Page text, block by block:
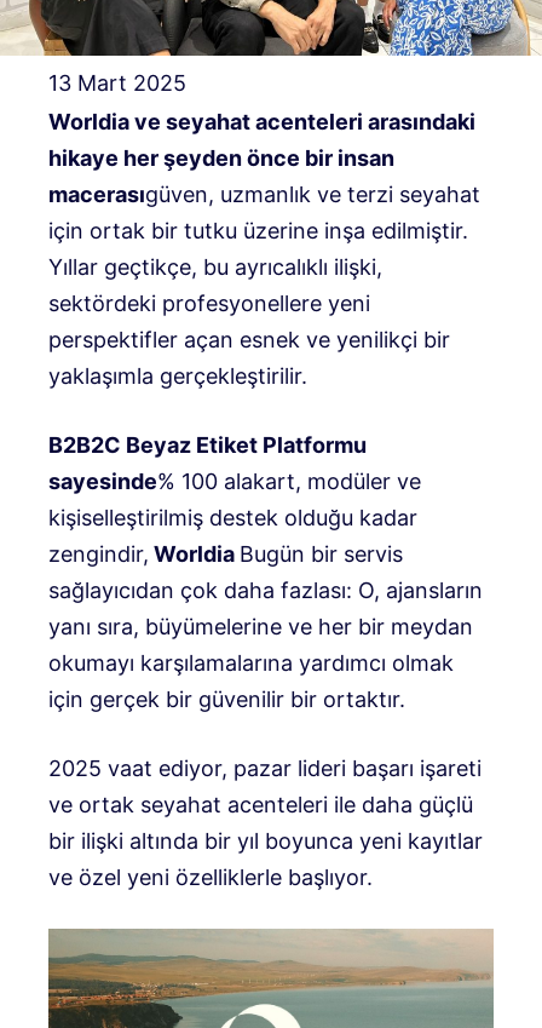
13 Mart 2025
Worldia ve seyahat acenteleri arasındaki
hikaye her şeyden önce bir insan
macerasıgüven, uzmanlık ve terzi seyahat
için ortak bir tutku üzerine inşa edilmiştir.
Yıllar geçtikçe, bu ayrıcalıklı ilişki,
sektördeki profesyonellere yeni
perspektifler açan esnek ve yenilikçi bir
yaklaşımla gerçekleştirilir.
B2B2C Beyaz Etiket Platformu
sayesinde% 100 alakart, modüler ve
kişiselleştirilmiş destek olduğu kadar
zengindir, Worldia Bugün bir servis
sağlayıcıdan çok daha fazlası: O, ajansların
yanı sıra, büyümelerine ve her bir meydan
okumayı karşılamalarına yardımcı olmak
için gerçek bir güvenilir bir ortaktır.
2025 vaat ediyor, pazar lideri başarı işareti
ve ortak seyahat acenteleri ile daha güçlü
bir ilişki altında bir yıl boyunca yeni kayıtlar
ve özel yeni özelliklerle başlıyor.